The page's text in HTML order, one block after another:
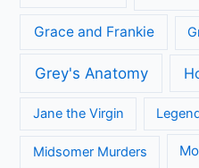
Grace and Frankie
Grey's Anatomy
Jane the Virgin
Midsomer Murders